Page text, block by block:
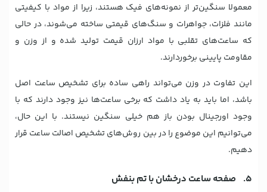
معمولا سنگین‌تر از نمونه‌های فیک هستند، زیرا از مواد با کیفیتی
مانند فلزات، جواهرات و سنگ‌های قیمتی ساخته می‌شوند، در حالی
که ساعت‌های تقلبی با مواد ارزان‌ قیمت تولید شده و از وزن و
مقاومت پایینی برخوردارند.
این تفاوت در وزن می‌تواند راهی ساده برای تشخیص ساعت اصل
باشد، اما باید به یاد داشت که برخی ساعت‌ها نیز وجود دارند که با
وجود اورجینال بودن باز هم خیلی سنگین نیستند. با این حال،
می‌توانیم این موضوع را در بین روش‌های تشخیص اصالت ساعت قرار
دهیم.
5. صفحه ساعت درخشان با تم بنفش